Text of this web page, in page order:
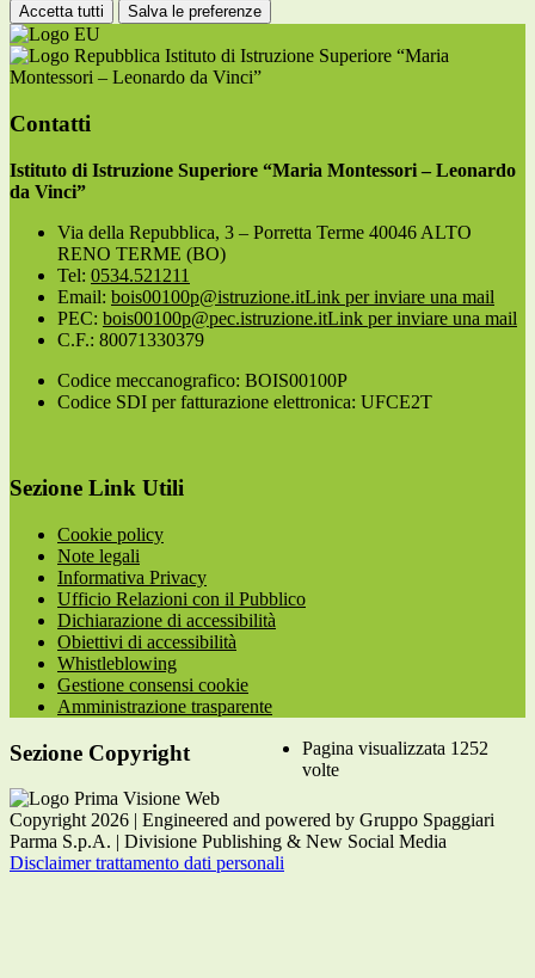
Accetta tutti Salva le preferenze
Istituto di Istruzione Superiore “Maria
Montessori – Leonardo da Vinci”
Contatti
Istituto di Istruzione Superiore “Maria Montessori – Leonardo
da Vinci”
Via della Repubblica, 3 – Porretta Terme 40046 ALTO
RENO TERME (BO)
Tel: 0534.521211
Email: bois00100p@istruzione.itLink per inviare una mail
PEC: bois00100p@pec.istruzione.itLink per inviare una mail
C.F.: 80071330379
Codice meccanografico: BOIS00100P
Codice SDI per fatturazione elettronica: UFCE2T
Sezione Link Utili
Cookie policy
Note legali
Informativa Privacy
Ufficio Relazioni con il Pubblico
Dichiarazione di accessibilità
Obiettivi di accessibilità
Whistleblowing
Gestione consensi cookie
Amministrazione trasparente
Pagina visualizzata 1252
volte
Sezione Copyright
Copyright 2026 | Engineered and powered by Gruppo Spaggiari
Parma S.p.A. | Divisione Publishing & New Social Media
Disclaimer trattamento dati personali